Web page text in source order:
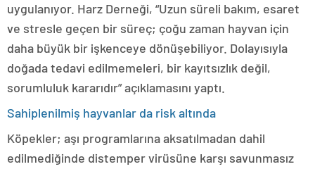
uygulanıyor. Harz Derneği, “Uzun süreli bakım, esaret
ve stresle geçen bir süreç; çoğu zaman hayvan için
daha büyük bir işkenceye dönüşebiliyor. Dolayısıyla
doğada tedavi edilmemeleri, bir kayıtsızlık değil,
sorumluluk kararıdır” açıklamasını yaptı.
Sahiplenilmiş hayvanlar da risk altında
Köpekler; aşı programlarına aksatılmadan dahil
edilmediğinde distemper virüsüne karşı savunmasız